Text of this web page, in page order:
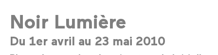
Noir Lumière
Du 1er avril au 23 mai 2010